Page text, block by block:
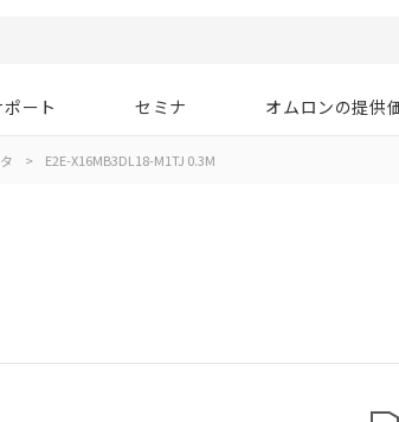
ポート セミナ オムロンの提供
> E2E-X16MB3DL18-M1TJ 0.3M